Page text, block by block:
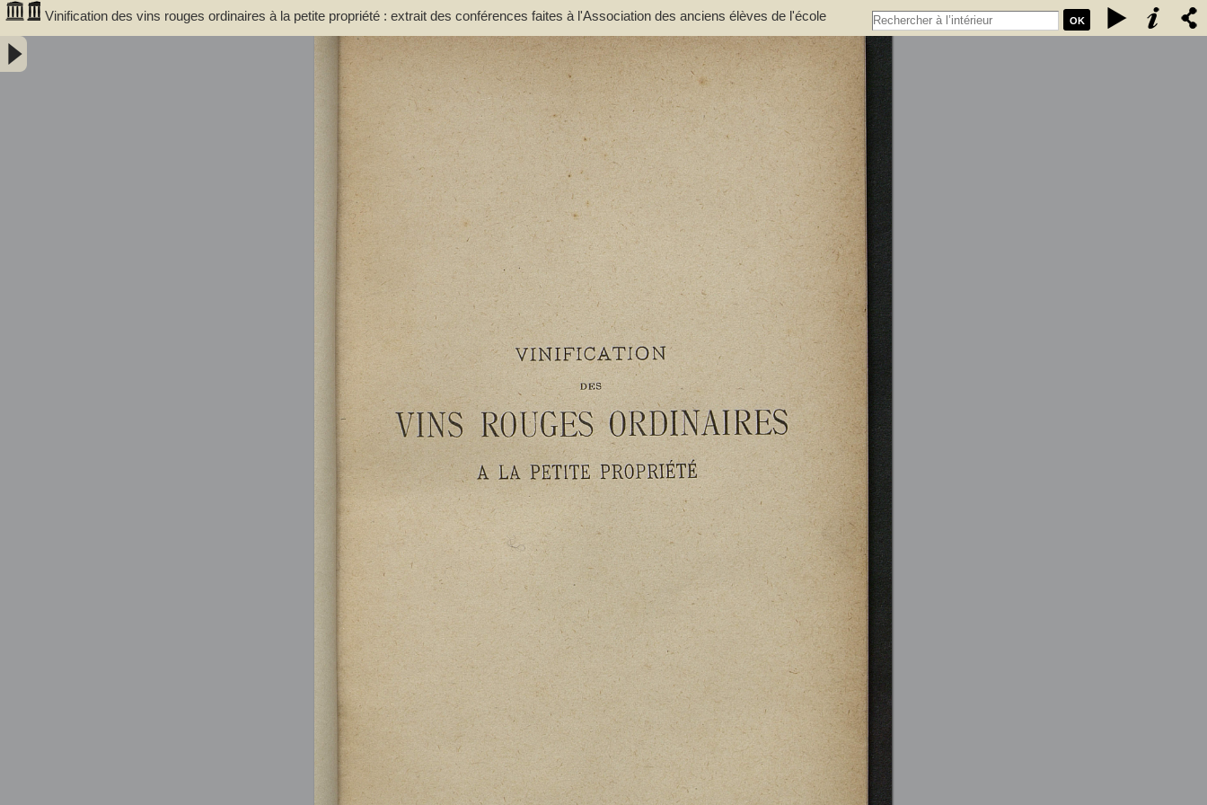
OK
Vinification des vins rouges ordinaires à la petite propriété : extrait des conférences faites à l'Association des anciens élèves de l'école
communale de Portet (Haute-Garonne) / par A. Lacassagne,... - Lacassagne, A.. Auteur